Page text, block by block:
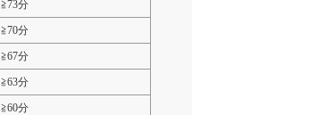
≧73分
≧70分
≧67分
≧63分
≧60分